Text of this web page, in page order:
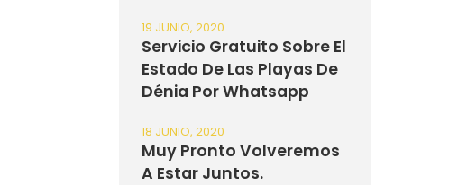
Servicio Gratuito Sobre El
Estado De Las Playas De
Dénia Por Whatsapp
19 JUNIO, 2020
Muy Pronto Volveremos
A Estar Juntos.
18 JUNIO, 2020